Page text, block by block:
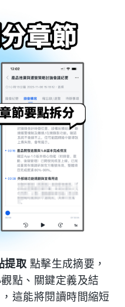
提取點擊生成摘要，
點、關鍵定義及結
這能將閱讀時間縮短